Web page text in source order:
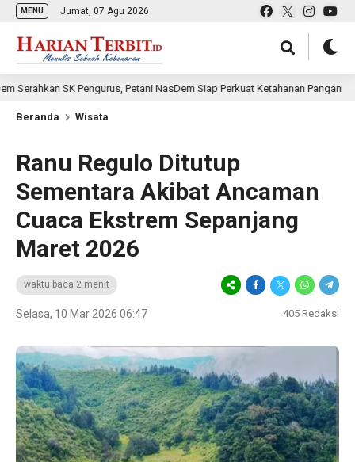
MENU Jumat, 07 Agu 2026
SK Pengurus, Petani NasDem Siap Perkuat Ketahanan Pangan 5
Beranda Wisata
Ranu Regulo Ditutup
Sementara Akibat Ancaman
Cuaca Ekstrem Sepanjang
Maret 2026
waktu baca 2 menit
Selasa, 10 Mar 2026 06:47 405 Redaksi